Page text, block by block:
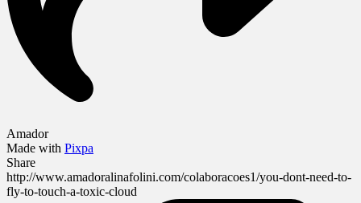
Amador
Made with Pixpa
Share
http://www.amadoralinafolini.com/colaboracoes1/you-dont-need-to-
fly-to-touch-a-toxic-cloud